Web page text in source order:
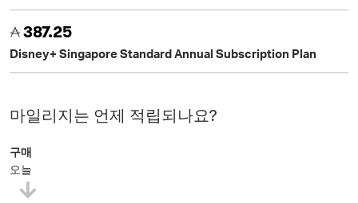
387.25
Disney+ Singapore Standard Annual Subscription Plan
마일리지는 언제 적립되나요?
구매
오늘